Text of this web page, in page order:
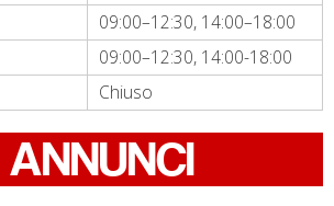
09:00–12:30, 14:00–18:00
09:00–12:30, 14:00-18:00
Chiuso